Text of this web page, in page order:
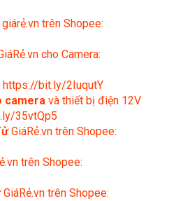
giárẻ.vn trên Shopee:
cho Camera:
https://bit.ly/2IuqutY
cameravà thiết bị điện 12V
35vtQp5
GiáRẻ.vn trên Shopee:
trên Shopee:
GiáRẻ.vn trên Shopee: